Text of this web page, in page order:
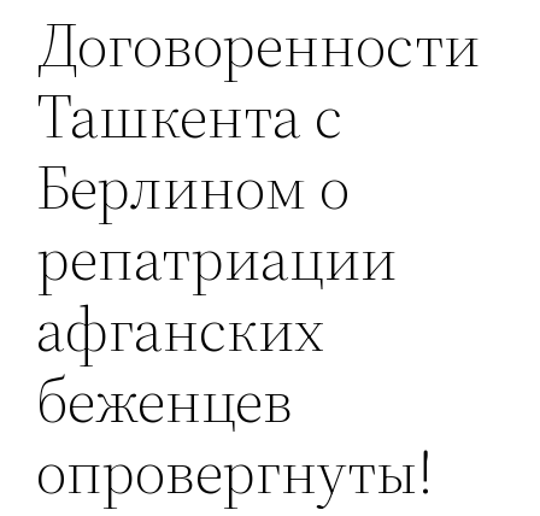
Договоренности
Ташкента с
Берлином о
репатриации
афганских
беженцев
опровергнуты!